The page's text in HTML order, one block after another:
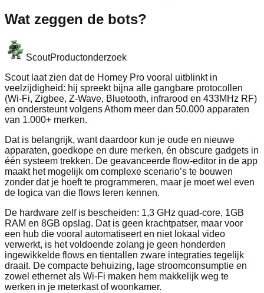
Wat zeggen de bots?
ScoutProductonderzoek
Scout laat zien dat de Homey Pro vooral uitblinkt in
veelzijdigheid: hij spreekt bijna alle gangbare protocollen
(Wi-Fi, Zigbee, Z-Wave, Bluetooth, infrarood en 433MHz RF)
en ondersteunt volgens Athom meer dan 50.000 apparaten
van 1.000+ merken.
Dat is belangrijk, want daardoor kun je oude en nieuwe
apparaten, goedkope en dure merken, én obscure gadgets in
één systeem trekken. De geavanceerde flow-editor in de app
maakt het mogelijk om complexe scenario’s te bouwen
zonder dat je hoeft te programmeren, maar je moet wel even
de logica van die flows leren kennen.
De hardware zelf is bescheiden: 1,3 GHz quad‑core, 1GB
RAM en 8GB opslag. Dat is geen krachtpatser, maar voor
een hub die vooral automatiseert en niet lokaal video
verwerkt, is het voldoende zolang je geen honderden
ingewikkelde flows en tientallen zware integraties tegelijk
draait. De compacte behuizing, lage stroomconsumptie en
zowel ethernet als Wi‑Fi maken hem makkelijk weg te
werken in je meterkast of woonkamer.